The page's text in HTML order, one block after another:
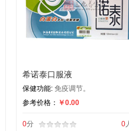
希诺泰口服液
保健功能: 免疫调节。
参考价格： ￥0.00
0
0分